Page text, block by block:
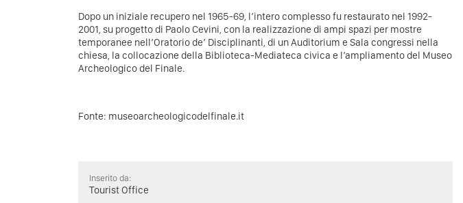
Dopo un iniziale recupero nel 1965-69, l’intero complesso fu restaurato nel 1992-
2001, su progetto di Paolo Cevini, con la realizzazione di ampi spazi per mostre
temporanee nell’Oratorio de’ Disciplinanti, di un Auditorium e Sala congressi nella
chiesa, la collocazione della Biblioteca-Mediateca civica e l’ampliamento del Museo
Archeologico del Finale.
Fonte: museoarcheologicodelfinale.it
Inserito da:
Tourist Office